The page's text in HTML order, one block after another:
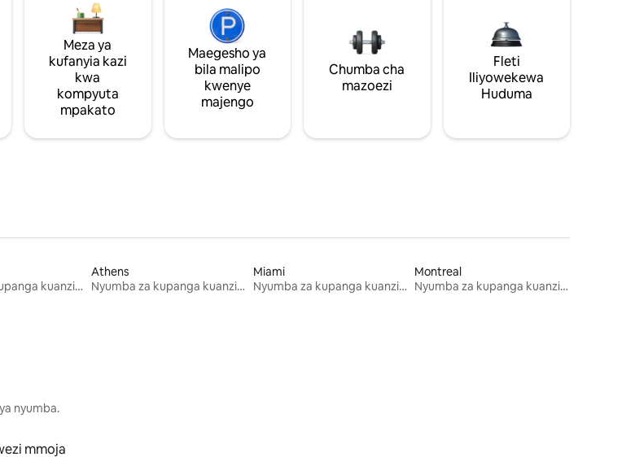
Meza ya
kufanyia kazi
kwa
kompyuta
mpakato
Maegesho ya
bila malipo
kwenye
majengo
Chumba cha
mazoezi
Fleti
Iliyowekewa
Huduma
Nyumba za kupanga kuanzia mwezi mmoja
Athens
Nyumba za kupanga kuanzia mwezi mmoja
Miami
Nyumba za kupanga kuanzia mwezi mmoja
Montreal
Nyumba za kupanga kuanzia mwezi mmoja
nyumba.
mmoja